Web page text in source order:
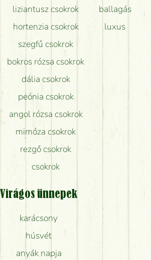
liziantusz csokrok
hortenzia csokrok
szegfű csokrok
bokros rózsa csokrok
dália csokrok
peónia csokrok
angol rózsa csokrok
mimóza csokrok
rezgő csokrok
csokrok
ballagás
luxus
Virágos ünnepek
karácsony
húsvét
anyák napja